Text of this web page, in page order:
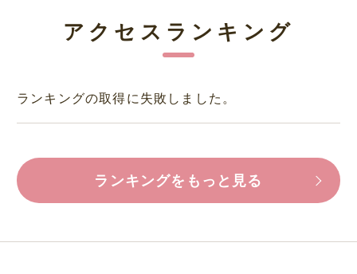
アクセスランキング
ランキングの取得に失敗しました。
ランキングをもっと見る